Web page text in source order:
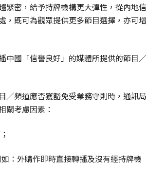
緊密，給予持牌機構更大彈性，從內地信
，既可為觀眾提供更多節目選擇，亦可增
中國「信譽良好」的媒體所提供的節目／
／頻道應否獲豁免受業務守則時，通訊局
關考慮因素：
：外購作即時直接轉播及沒有經持牌機